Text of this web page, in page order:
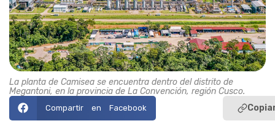
La planta de Camisea se encuentra dentro del distrito de
Megantoni, en la provincia de La Convención, región Cusco.
Compartir en Facebook